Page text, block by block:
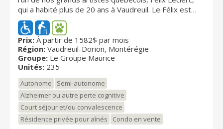
qui a habité plus de 20 ans à Vaudreuil. Le Félix est
une véritable institution depuis 2010, où chaleur,
confort et convivialité sont à l'honneur. Situé
directement en face du cœur commercial de la ville de
Vaudreuil-Dorion et tout près de la gare Dorion-
Rigaud, Le Félix Vaudreuil-Dorion vous donne accès à
la retraite dont vous rêvez. L'élégance classique de
l'immeuble de cinq étages, ses quelque 295 unités
spacieuses et confortables disponibles à l'achat ou en
location, ses jardins agréablement aménagés, la
qualité des services proposés et l'ambiance
chaleureuse des lieux confèrent à cette résidence
Prix: À partir de 1582$ par mois
Région: Vaudreuil-Dorion, Montérégie
Groupe: Le Groupe Maurice
Unités: 235
Autonome
Semi-autonome
Alzheimer ou autre perte cognitive
Court séjour et/ou convalescence
Résidence privée pour aînés
Condo en vente